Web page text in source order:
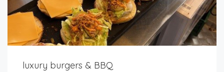
luxury burgers & BBQ